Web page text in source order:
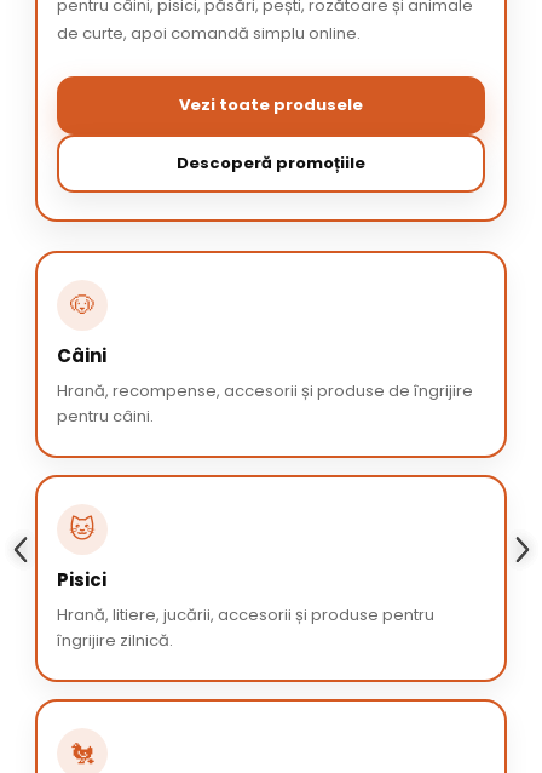
pentru câini, pisici, păsări, pești, rozătoare și animale
de curte, apoi comandă simplu online.
Vezi toate produsele
Descoperă promoțiile
🐶
Câini
Hrană, recompense, accesorii și produse de îngrijire
pentru câini.
🐱
Pisici
Hrană, litiere, jucării, accesorii și produse pentru
îngrijire zilnică.
🐔